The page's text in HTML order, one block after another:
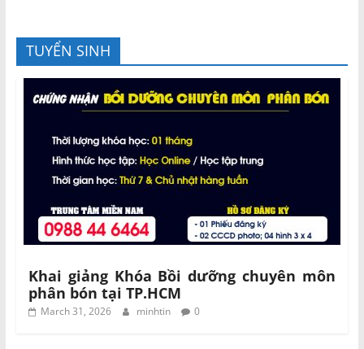
TUYỂN SINH
Khai giảng Khóa Bồi dưỡng chuyên môn
phân bón tại TP.HCM
March 31, 2026 minhtin 0